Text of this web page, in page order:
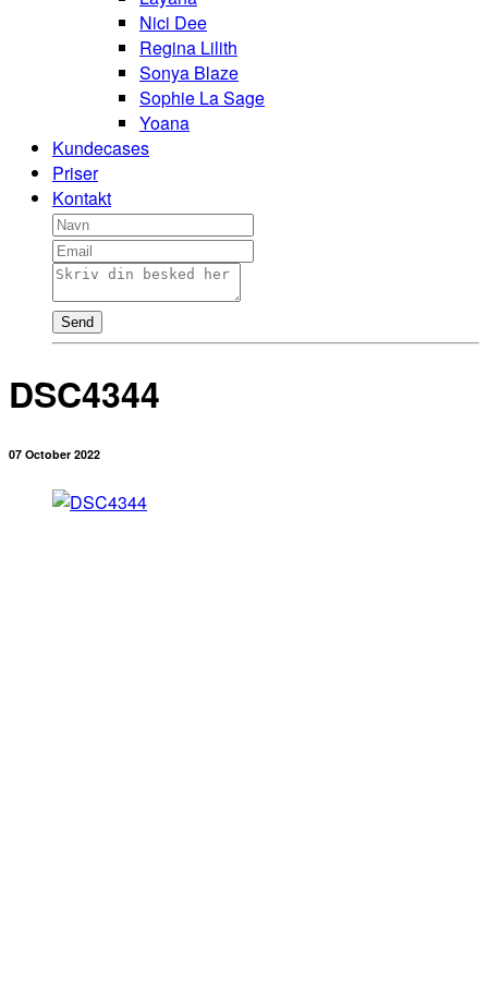
Nici Dee
Regina Lilith
Sonya Blaze
Sophie La Sage
Yoana
Kundecases
Priser
Kontakt
Send
DSC4344
07 October 2022